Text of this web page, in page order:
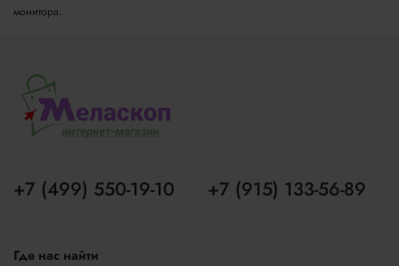
монитора.
+7 (499) 550-19-10 +7 (915) 133-56-89
Где нас найти